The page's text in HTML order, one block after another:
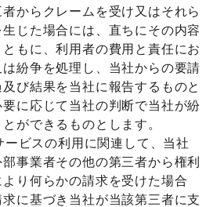
からクレームを受け又はそれら
じた場合には、直ちにその内容
もに、利用者の費用と責任にお
紛争を処理し、当社からの要請
び結果を当社に報告するものと
に応じて当社の判断で当社が紛
ができるものとします。
ビスの利用に関連して、当社
事業者その他の第三者から権利
り何らかの請求を受けた場合
に基づき当社が当該第三者に支